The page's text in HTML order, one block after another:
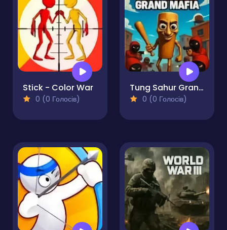
Stick - Color War
0 (0 Голосів)
Tung Sahur Grand Mafia
0 (0 Голосів)